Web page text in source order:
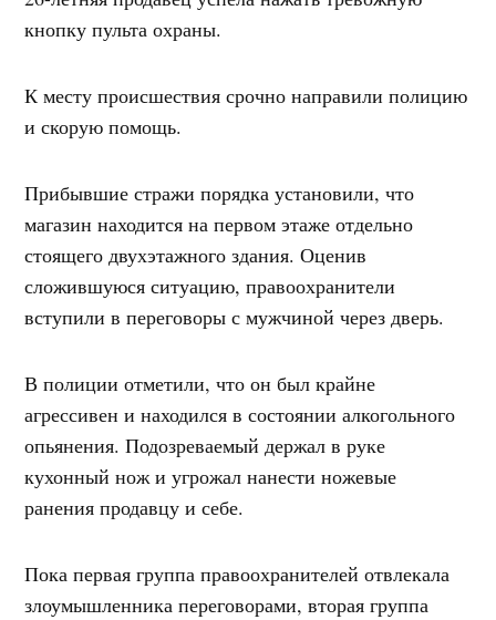
кнопку пульта охраны.
К месту происшествия срочно направили полицию
и скорую помощь.
Прибывшие стражи порядка установили, что
магазин находится на первом этаже отдельно
стоящего двухэтажного здания. Оценив
сложившуюся ситуацию, правоохранители
вступили в переговоры с мужчиной через дверь.
В полиции отметили, что он был крайне
агрессивен и находился в состоянии алкогольного
опьянения. Подозреваемый держал в руке
кухонный нож и угрожал нанести ножевые
ранения продавцу и себе.
Пока первая группа правоохранителей отвлекала
злоумышленника переговорами, вторая группа